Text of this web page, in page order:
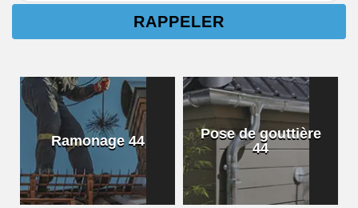
Ramonage 44
Pose de gouttière
44